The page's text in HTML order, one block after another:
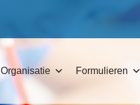
Organisatie Formulieren